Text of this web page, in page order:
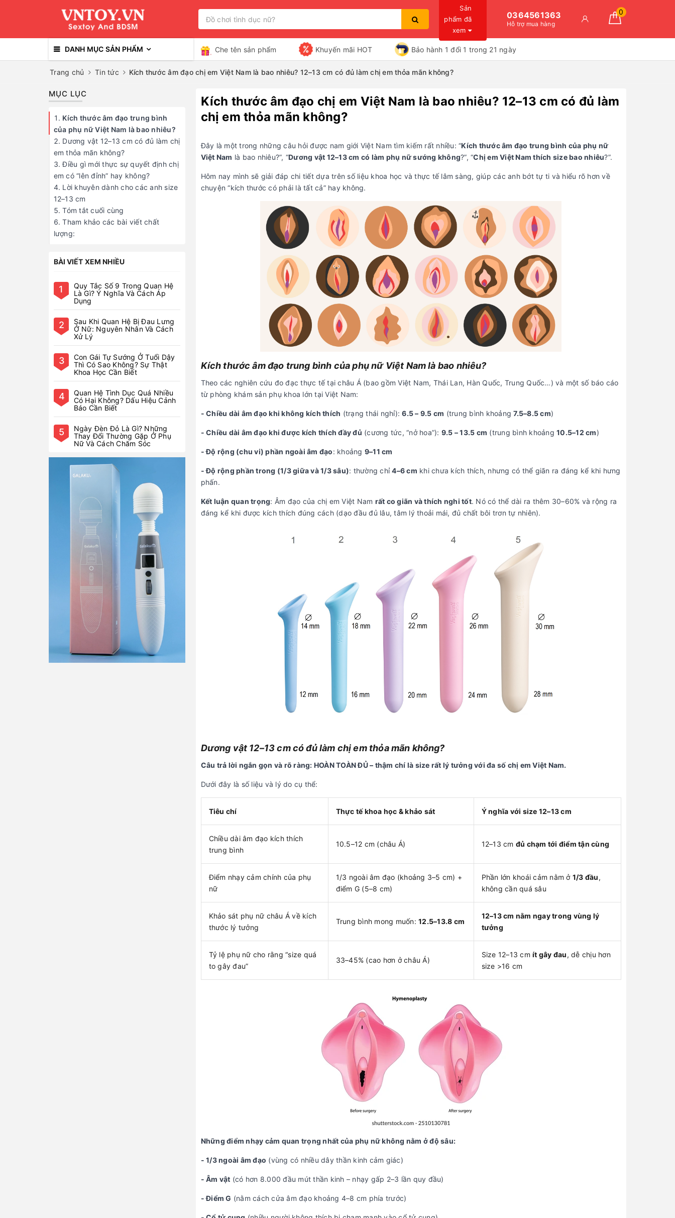
Sản
phẩm đã
xem
Bạn chưa xem sản phẩm nào
0364561363
Hỗ trợ mua hàng
0
DANH MỤC SẢN PHẨM Che tên sản phẩm Khuyến mãi HOT Bảo hành 1 đổi 1 trong 21 ngày
Trang chủ Tin tức Kích thước âm đạo chị em Việt Nam là bao nhiêu? 12–13 cm có đủ làm chị em thỏa mãn không?
Kích thước âm đạo chị em Việt Nam là bao nhiêu? 12–13 cm có đủ làm
chị em thỏa mãn không?
Đây là một trong những câu hỏi được nam giới Việt Nam tìm kiếm rất nhiều: “Kích thước âm đạo trung bình của phụ nữ
Việt Nam là bao nhiêu?”, “Dương vật 12–13 cm có làm phụ nữ sướng không?”, “Chị em Việt Nam thích size bao nhiêu?”.
Hôm nay mình sẽ giải đáp chi tiết dựa trên số liệu khoa học và thực tế lâm sàng, giúp các anh bớt tự ti và hiểu rõ hơn về
chuyện “kích thước có phải là tất cả” hay không.
Kích thước âm đạo trung bình của phụ nữ Việt Nam là bao nhiêu?
Theo các nghiên cứu đo đạc thực tế tại châu Á (bao gồm Việt Nam, Thái Lan, Hàn Quốc, Trung Quốc…) và một số báo cáo
từ phòng khám sản phụ khoa lớn tại Việt Nam:
- Chiều dài âm đạo khi không kích thích (trạng thái nghỉ):6.5 – 9.5 cm (trung bình khoảng7.5–8.5 cm)
- Chiều dài âm đạo khi được kích thích đầy đủ (cương tức, “nở hoa”): 9.5 – 13.5 cm (trung bình khoảng 10.5–12 cm)
- Độ rộng (chu vi) phần ngoài âm đạo: khoảng 9–11 cm
- Độ rộng phần trong (1/3 giữa và 1/3 sâu): thường chỉ4–6 cm khi chưa kích thích, nhưng có thể giãn ra đáng kể khi hưng
phấn.
Kết luận quan trọng: Âm đạo của chị em Việt Nam rất co giãn và thích nghi tốt. Nó có thể dài ra thêm 30–60% và rộng ra
đáng kể khi được kích thích đúng cách (dạo đầu đủ lâu, tâm lý thoải mái, đủ chất bôi trơn tự nhiên).
Dương vật 12–13 cm có đủ làm chị em thỏa mãn không?
Câu trả lời ngắn gọn và rõ ràng: HOÀN TOÀN ĐỦ – thậm chí là size rất lý tưởng với đa số chị em Việt Nam.
Dưới đây là số liệu và lý do cụ thể:
Tiêu chí Thực tế khoa học & khảo sát Ý nghĩa với size 12–13 cm
Chiều dài âm đạo kích thích
trung bình
10.5–12 cm (châu Á) 12–13 cm đủ chạm tới điểm tận cùng
Điểm nhạy cảm chính của phụ
nữ
1/3 ngoài âm đạo (khoảng 3–5 cm) +
điểm G (5–8 cm)
Phần lớn khoái cảm nằm ở 1/3 đầu,
không cần quá sâu
Khảo sát phụ nữ châu Á về kích
thước lý tưởng
Trung bình mong muốn: 12.5–13.8 cm
12–13 cm nằm ngay trong vùng lý
tưởng
Tỷ lệ phụ nữ cho rằng “size quá
to gây đau”
33–45% (cao hơn ở châu Á)
Size 12–13 cm ít gây đau, dễ chịu hơn
size >16 cm
Những điểm nhạy cảm quan trọng nhất của phụ nữ không nằm ở độ sâu:
- 1/3 ngoài âm đạo (vùng có nhiều dây thần kinh cảm giác)
- Âm vật (có hơn 8.000 đầu mút thần kinh – nhạy gấp 2–3 lần quy đầu)
- Điểm G (nằm cách cửa âm đạo khoảng 4–8 cm phía trước)
MỤC LỤC
Kích thước âm đạo trung bình
của phụ nữ Việt Nam là bao nhiêu?
Dương vật 12–13 cm có đủ làm chị
em thỏa mãn không?
Điều gì mới thực sự quyết định chị
em có “lên đỉnh” hay không?
Lời khuyên dành cho các anh size
12–13 cm
Tóm tắt cuối cùng
Tham khảo các bài viết chất
lượng:
BÀI VIẾT XEM NHIỀU
1
Quy Tắc Số 9 Trong Quan Hệ
Là Gì? Ý Nghĩa Và Cách Áp
Dụng
2
Sau Khi Quan Hệ Bị Đau Lưng
Ở Nữ: Nguyên Nhân Và Cách
Xử Lý
3
Con Gái Tự Sướng Ở Tuổi Dậy
Thì Có Sao Không? Sự Thật
Khoa Học Cần Biết
4
Quan Hệ Tình Dục Quá Nhiều
Có Hại Không? Dấu Hiệu Cảnh
Báo Cần Biết
5
Ngày Đèn Đỏ Là Gì? Những
Thay Đổi Thường Gặp Ở Phụ
Nữ Và Cách Chăm Sóc